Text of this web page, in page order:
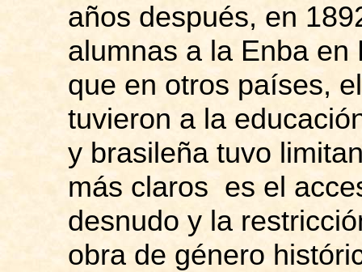
años después, en
alumnas a la Enbaen
que en otros países,
tuvieron a la
y brasileña tuvo
más claros es el
desnudo y la
obra de género